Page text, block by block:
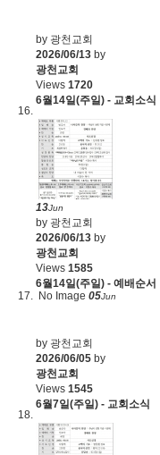
by 광천교회
2026/06/13 by
광천교회
Views 1720
6월14일(주일) - 교회소식
13Jun
by 광천교회
2026/06/13 by
광천교회
Views 1585
6월14일(주일) - 예배순서
No Image 05Jun
by 광천교회
2026/06/05 by
광천교회
Views 1545
6월7일(주일) - 교회소식